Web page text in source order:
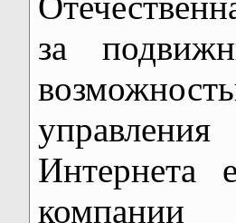
за
Интернета